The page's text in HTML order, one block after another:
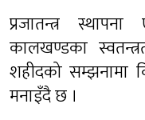
प्रजातन्त्र
कालखण्डका
शहीदको सम्झनामा
मनाइँदै छ ।